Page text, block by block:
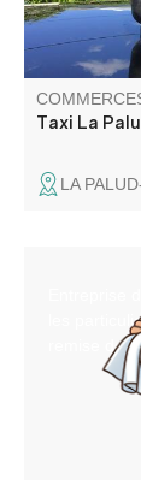
Taxi La
LA
Entreprise
les
remise de